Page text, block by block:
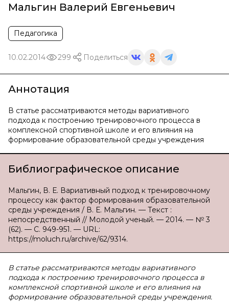
Мальгин Валерий Евгеньевич
Педагогика
10.02.2014 299 Поделиться
Аннотация
В статье рассматриваются методы вариативного
подхода к построению тренировочного процесса в
комплексной спортивной школе и его влияния на
формирование образовательной среды учреждения
Библиографическое описание
Мальгин, В. Е. Вариативный подход к тренировочному
процессу как фактор формирования образовательной
среды учреждения / В. Е. Мальгин. — Текст :
непосредственный // Молодой ученый. — 2014. — № 3
(62). — С. 949-951. — URL:
https://moluch.ru/archive/62/9314.
В статье рассматриваются методы вариативного
подхода к построению тренировочного процесса в
комплексной спортивной школе и его влияния на
формирование образовательной среды учреждения.